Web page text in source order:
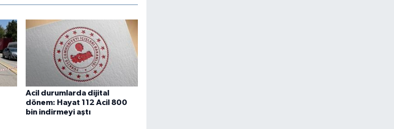
Acil durumlarda dijital
dönem: Hayat 112 Acil 800
bin indirmeyi aştı